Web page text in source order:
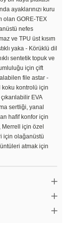
ayaklarınızı kuru
olan GORE-TEX
nefes
ve TPU üst kısım
yaka - Körüklü dil
sentetik topuk ve
için çift
file astar -
koku kontrolü için
EVA
sertliği, yanal
hafif konfor için
için özel
için olağanüstü
atmak için